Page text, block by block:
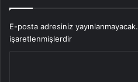
E-posta adresiniz yayınlanmayacak.
işaretlenmişlerdir